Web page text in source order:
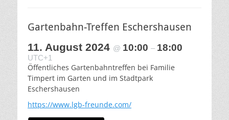
Gartenbahn-Treffen Eschershausen
11. August 2024 @ 10:00 – 18:00
UTC+1
Öffentliches Gartenbahntreffen bei Familie
Timpert im Garten und im Stadtpark
Eschershausen
https://www.lgb-freunde.com/